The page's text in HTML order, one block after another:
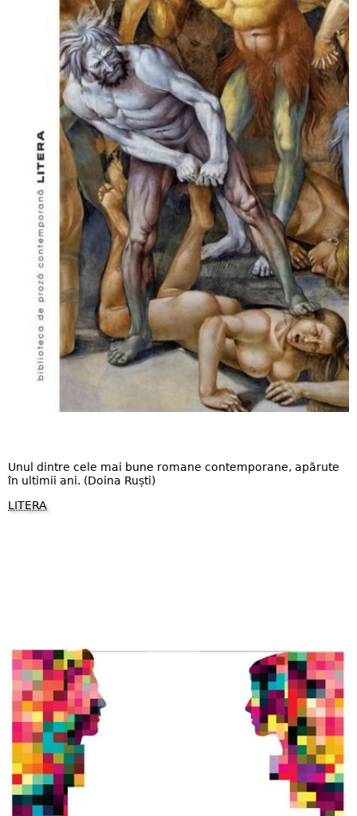
Unul dintre cele mai bune romane contemporane, apărute
în ultimii ani. (Doina Ruști)
LITERA